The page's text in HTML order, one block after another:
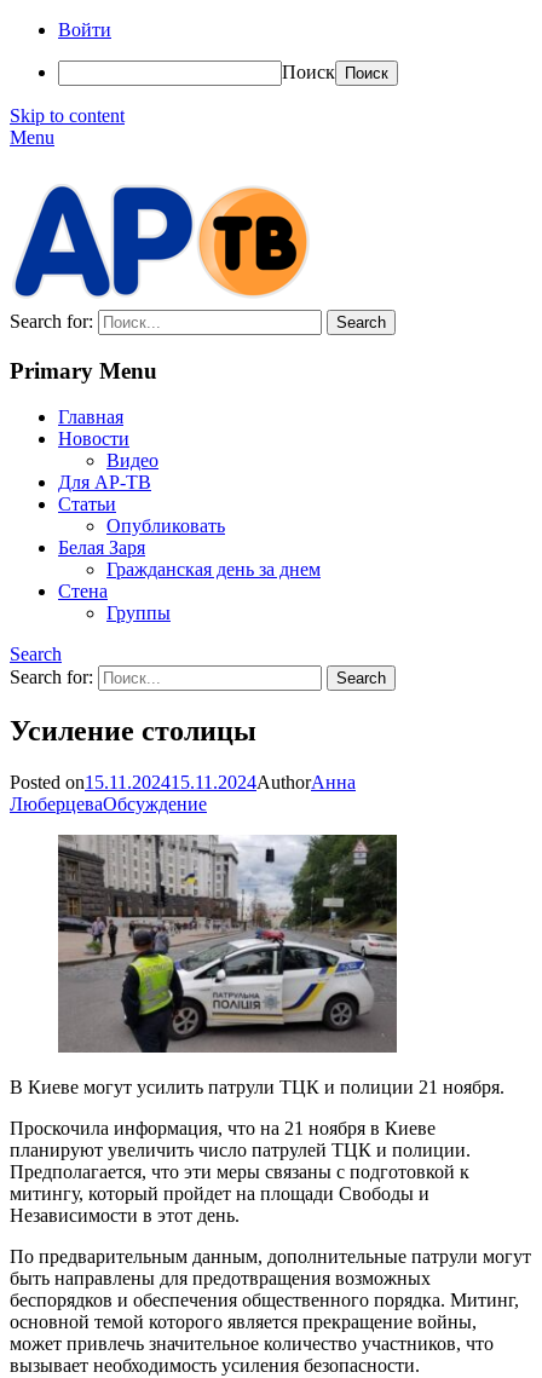
Войти
Поиск
Skip to content
Menu
Search for:
Primary Menu
Главная
Новости
Видео
Для АР-ТВ
Статьи
Опубликовать
Белая Заря
Гражданская день за днем
Стена
Группы
Search
Search for:
Усиление столицы
Posted on15.11.202415.11.2024AuthorАнна
ЛюберцеваОбсуждение
В Киеве могут усилить патрули ТЦК и полиции 21 ноября.
Проскочила информация, что на 21 ноября в Киеве
планируют увеличить число патрулей ТЦК и полиции.
Предполагается, что эти меры связаны с подготовкой к
митингу, который пройдет на площади Свободы и
Независимости в этот день.
По предварительным данным, дополнительные патрули могут
быть направлены для предотвращения возможных
беспорядков и обеспечения общественного порядка. Митинг,
основной темой которого является прекращение войны,
может привлечь значительное количество участников, что
вызывает необходимость усиления безопасности.